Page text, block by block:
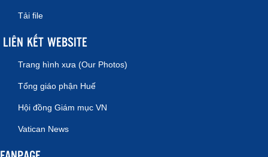
Tải file
LIÊN KẾT WEBSITE
Trang hình xưa (Our Photos)
Tổng giáo phận Huế
Hội đồng Giám mục VN
Vatican News